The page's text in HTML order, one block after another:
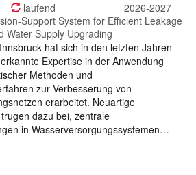
laufend
2026-2027
Support System for Efficient Leakage
Water Supply Upgrading
hat sich in den letzten Jahren
Expertise in der Anwendung
Methoden und
zur Verbesserung von
erarbeitet. Neuartige
dazu bei, zentrale
in Wasserversorgungssystemen…